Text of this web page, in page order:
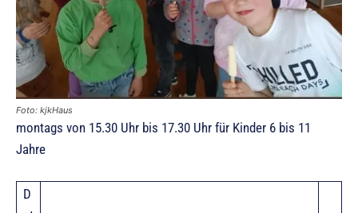
Foto: kjkHaus
montags von 15.30 Uhr bis 17.30 Uhr für Kinder 6 bis 11
Jahre
D